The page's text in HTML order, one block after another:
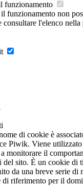
funzionamento
funzionamento non
l'elenco
di cookie è
Piwik. Viene utilizzato
monitorare il
del sito. È un cookie di
da una breve serie di
di riferimento per il